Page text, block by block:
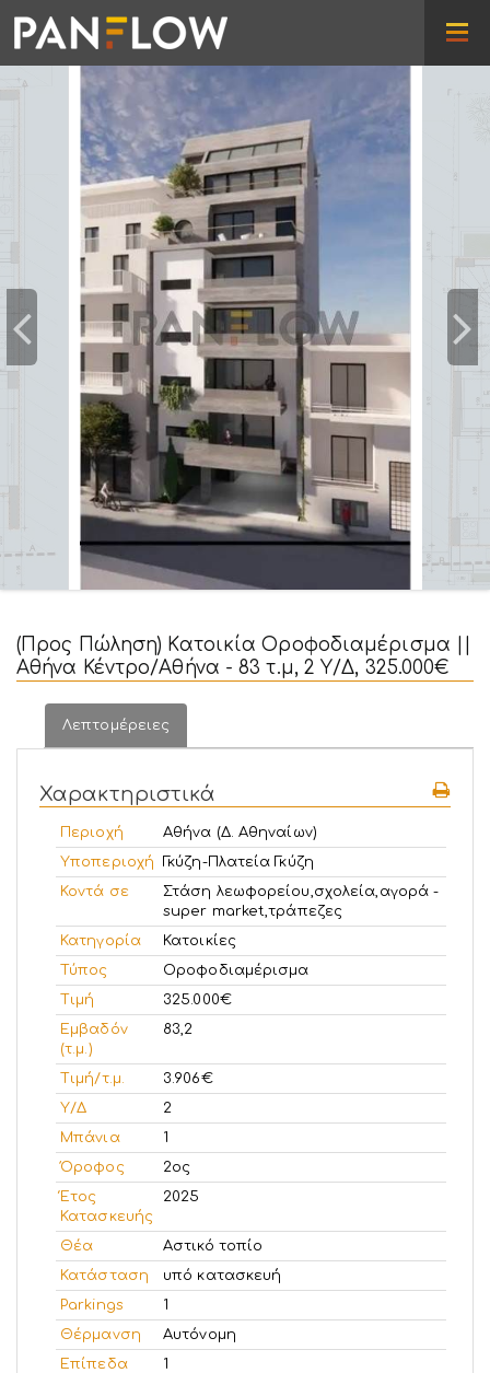
(Προς Πώληση) Κατοικία Οροφοδιαμέρισμα ||
Αθήνα Κέντρο/Αθήνα - 83 τ.μ, 2 Υ/Δ, 325.000€
Λεπτομέρειες
Χαρακτηριστικά
Περιοχή
Αθήνα (Δ. Αθηναίων)
Υποπεριοχή
Γκύζη-Πλατεία Γκύζη
Κοντά σε
Στάση λεωφορείου,σχολεία,αγορά -
super market,τράπεζες
Κατηγορία
Κατοικίες
Τύπος
Οροφοδιαμέρισμα
Τιμή
325.000€
Εμβαδόν
(τ.μ.)
83,2
Τιμή/τ.μ.
3.906€
Υ/Δ
2
Μπάνια
1
Όροφος
2ος
Έτος
Κατασκευής
2025
Θέα
Αστικό τοπίο
Κατάσταση
υπό κατασκευή
Parkings
1
Θέρμανση
Αυτόνομη
Επίπεδα
1